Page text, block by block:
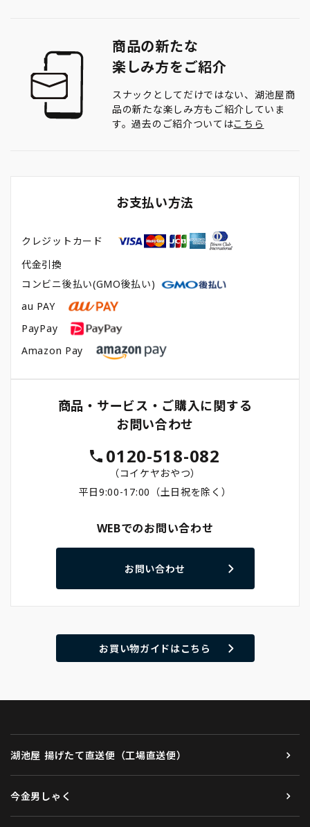
商品の新たな
楽しみ方をご紹介
スナックとしてだけではない、湖池屋商
品の新たな楽しみ方もご紹介していま
す。過去のご紹介ついてはこちら
お支払い方法
クレジットカード
代金引換
コンビニ後払い(GMO後払い)
au PAY
PayPay
Amazon Pay
商品・サービス・ご購入に関する
お問い合わせ
0120-518-082
（コイケヤおやつ）
平日9:00-17:00（土日祝を除く）
WEBでのお問い合わせ
お問い合わせ
お買い物ガイドはこちら
湖池屋 揚げたて直送便（工場直送便）
今金男しゃく